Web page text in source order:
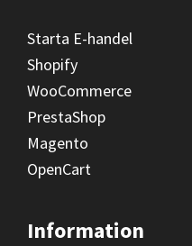
Starta E-handel
Shopify
WooCommerce
PrestaShop
Magento
OpenCart
Information